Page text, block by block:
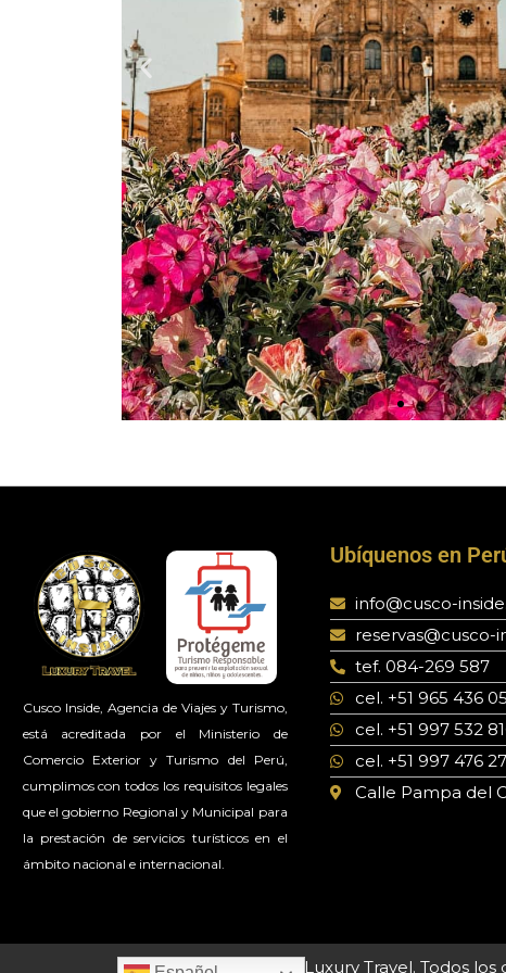
Cusco Inside, Agencia de Viajes y Turismo,
está acreditada por el Ministerio de
Comercio Exterior y Turismo del Perú,
cumplimos con todos los requisitos legales
que el gobierno Regional y Municipal para
la prestación de servicios turísticos en el
ámbito nacional e internacional.
Ubíquenos en
info@cusco-
reservas@cusco-
tef. 084-269 587
cel. +51 965 436
cel. +51 997 532
cel. +51 997 476
Calle Pampa del
© 2023 Cusco Inside - Luxury Travel. Todos